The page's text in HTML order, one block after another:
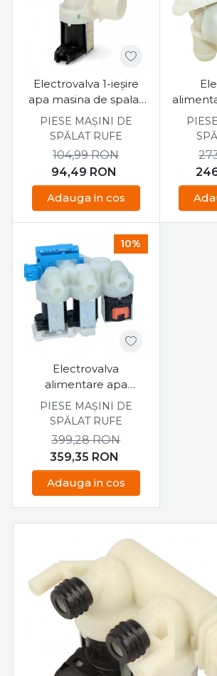
Electrovalva 1-ieşire
apa masina de spalat
Whirlpool
481227128375
PIESE MAȘINI DE
SPĂLAT RUFE
94,49 RON
104,99RON
Adauga in cos
10%
Electrovalva
alimentare apa
masina de spalat
Whirlpool AWIC 10914
PIESE MAȘINI DE
SPĂLAT RUFE
359,35 RON
399,28RON
Adauga in cos